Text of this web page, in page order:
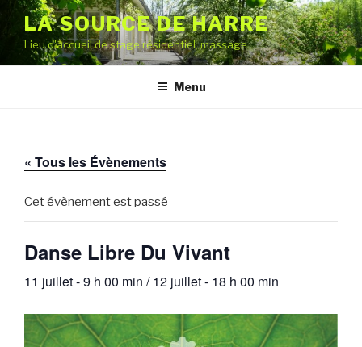
Aller
contenu
principal
LA SOURCE DE HARRE
Lieu d'accueil de stage résidentiel, massage
Menu
« Tous les Évènements
Cet évènement est passé
Danse Libre Du Vivant
11 juillet - 9 h 00 min /12 juillet - 18 h 00 min